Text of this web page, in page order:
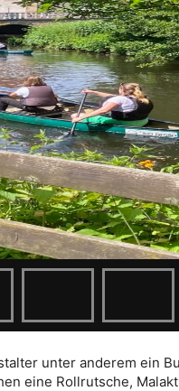
unter anderem ein
eine Rollrutsche,